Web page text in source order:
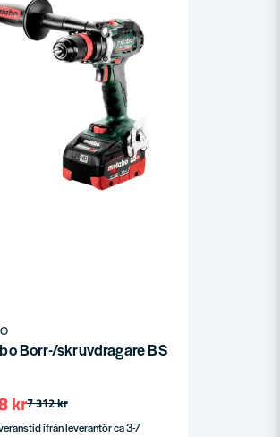
(utan batteri)
Borr-/skruvdragare BS 18 LTX BL Q I
7 312 kr
kr
ifrån leverantör ca 3-7